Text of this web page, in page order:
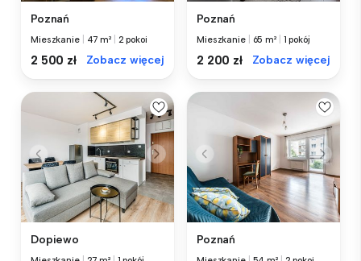
Poznań
Mieszkanie 47 m² 2 pokoi
2 500 zł Zobacz więcej
Poznań
Mieszkanie 65 m² 1 pokój
2 200 zł Zobacz więcej
Dopiewo Poznań